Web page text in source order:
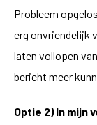
Probleem
erg onvriendelijk
laten vollopen
bericht meer
Optie 2) In mijn